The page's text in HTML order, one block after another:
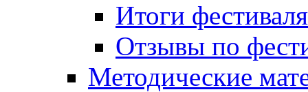
Итоги фестиваля
Отзывы по
Методические